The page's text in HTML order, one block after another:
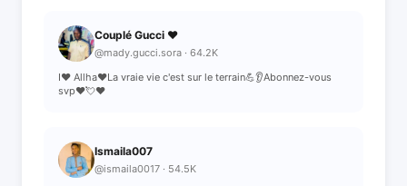
Couplé Gucci ❤️
@mady.gucci.sora · 64.2K
I❤️ Allha❤️La vraie vie c'est sur le terrain💪👂Abonnez-vous
svp❤️💘❤️
Ismaila007
@ismaila0017 · 54.5K